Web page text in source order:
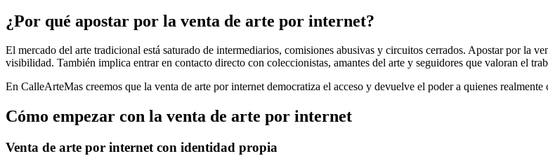
¿Por qué apostar por la venta de arte por internet?
El mercado del arte tradicional está saturado de intermediarios, comisiones abusivas y circuitos cerrados. Apostar por la
visibilidad. También implica entrar en contacto directo con coleccionistas, amantes del arte y seguidores que valoran el
En CalleArteMas creemos que la venta de arte por internet democratiza el acceso y devuelve el poder a quienes realmente
Cómo empezar con la venta de arte por internet
Venta de arte por internet con identidad propia